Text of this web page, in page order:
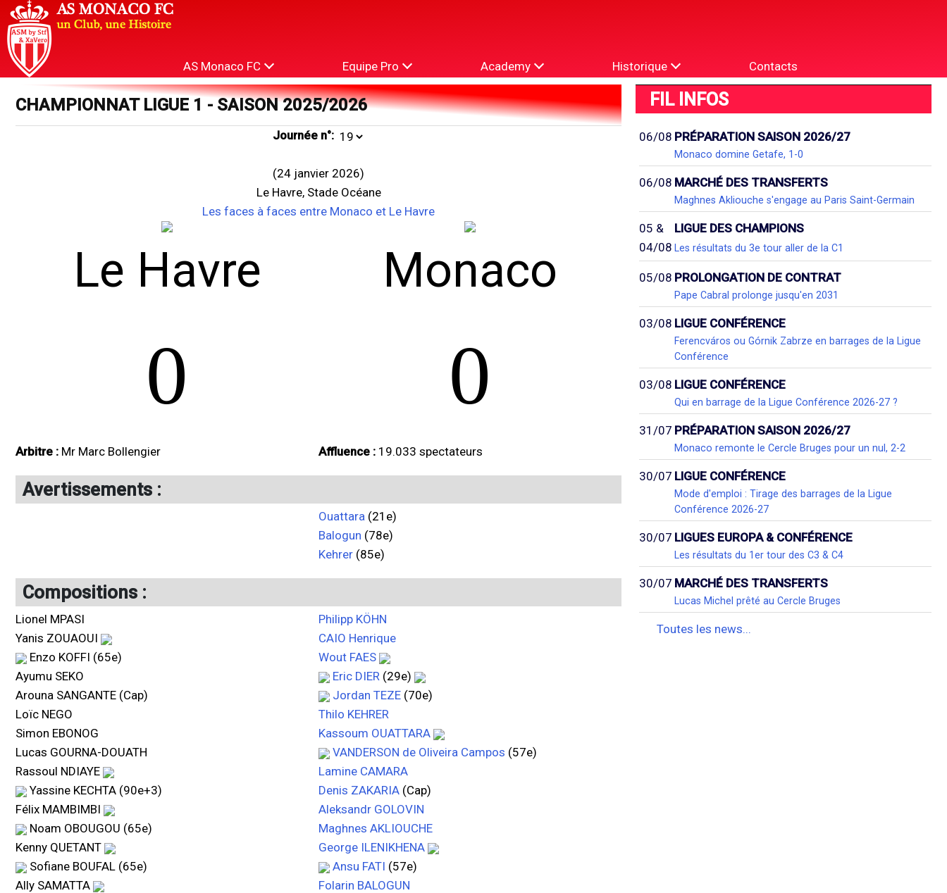
AS Monaco FC Equipe Pro Academy Historique Contacts
CHAMPIONNAT LIGUE 1 - SAISON 2025/2026
Journée n°:
(24 janvier 2026)
Le Havre, Stade Océane
Les faces à faces entre Monaco et Le Havre
Le Havre Monaco
0 0
Arbitre : Mr Marc Bollengier Affluence : 19.033 spectateurs
Avertissements :
Ouattara (21e)
Balogun (78e)
Kehrer (85e)
Compositions :
Lionel MPASI
Yanis ZOUAOUI
Enzo KOFFI (65e)
Ayumu SEKO
Arouna SANGANTE (Cap)
Loïc NEGO
Simon EBONOG
Lucas GOURNA-DOUATH
Rassoul NDIAYE
Yassine KECHTA (90e+3)
Félix MAMBIMBI
Noam OBOUGOU (65e)
Kenny QUETANT
Sofiane BOUFAL (65e)
Ally SAMATTA
Philipp KÖHN
CAIO Henrique
Wout FAES
Eric DIER (29e)
Jordan TEZE (70e)
Thilo KEHRER
Kassoum OUATTARA
VANDERSON de Oliveira Campos (57e)
Lamine CAMARA
Denis ZAKARIA (Cap)
Aleksandr GOLOVIN
Maghnes AKLIOUCHE
George ILENIKHENA
Ansu FATI (57e)
Folarin BALOGUN
FIL INFOS
06/08 PRÉPARATION SAISON 2026/27
Monaco domine Getafe, 1-0
06/08 MARCHÉ DES TRANSFERTS
Maghnes Akliouche s'engage au Paris Saint-Germain
05 &
04/08
LIGUE DES CHAMPIONS
Les résultats du 3e tour aller de la C1
05/08 PROLONGATION DE CONTRAT
Pape Cabral prolonge jusqu'en 2031
03/08 LIGUE CONFÉRENCE
Ferencváros ou Górnik Zabrze en barrages de la Ligue
Conférence
03/08 LIGUE CONFÉRENCE
Qui en barrage de la Ligue Conférence 2026-27 ?
31/07 PRÉPARATION SAISON 2026/27
Monaco remonte le Cercle Bruges pour un nul, 2-2
30/07 LIGUE CONFÉRENCE
Mode d'emploi : Tirage des barrages de la Ligue
Conférence 2026-27
30/07 LIGUES EUROPA & CONFÉRENCE
Les résultats du 1er tour des C3 & C4
30/07 MARCHÉ DES TRANSFERTS
Lucas Michel prêté au Cercle Bruges
Toutes les news...